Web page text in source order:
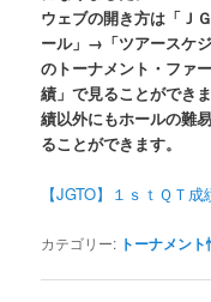
ウェブの開き方は「Ｊ
ール」→「ツアースケ
のトーナメント・ファ
績」で見ることができ
績以外にもホールの難
ることができます。
【JGTO】１ｓｔＱＴ成
カテゴリー: トーナメント